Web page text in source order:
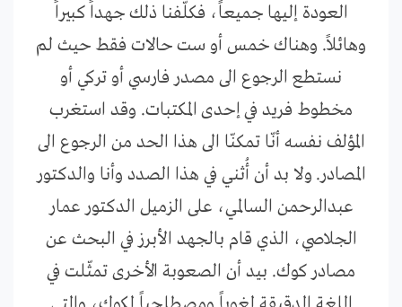
العودة إليها جميعاً، فكلّفنا ذلك جهداً كبيراً
وهائلاً. وهناك خمس أو ست حالات فقط حيث لم
نستطع الرجوع الى مصدر فارسي أو تركي أو
مخطوط فريد في إحدى المكتبات. وقد استغرب
المؤلف نفسه أنّا تمكنّا الى هذا الحد من الرجوع الى
المصادر. ولا بد أن أُثني في هذا الصدد وأنا والدكتور
عبدالرحمن السالمي، على الزميل الدكتور عمار
الجلاصي، الذي قام بالجهد الأبرز في البحث عن
مصادر كوك. بيد أن الصعوبة الأخرى تمثّلت في